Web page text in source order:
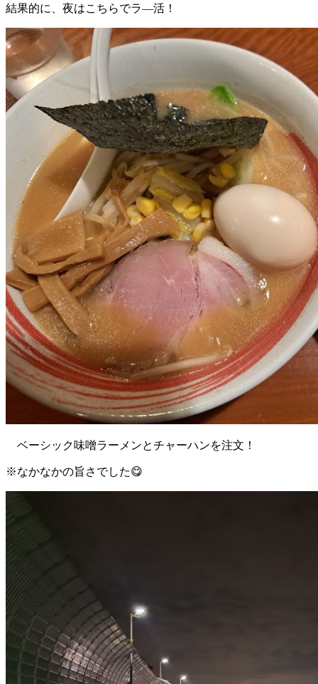
結果的に、夜はこちらでラ―活！
ベーシック味噌ラーメンとチャーハンを注文！
※なかなかの旨さでした😋